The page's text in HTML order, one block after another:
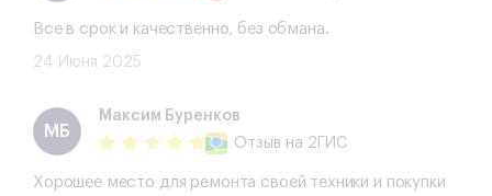
Все в срок и качественно, без обмана.
24 Июня 2025
​МБ
​Максим Буренков
Отзыв на 2ГИС
Хорошее место для ремонта своей техники и покупки